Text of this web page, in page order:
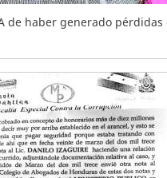
de haber generado